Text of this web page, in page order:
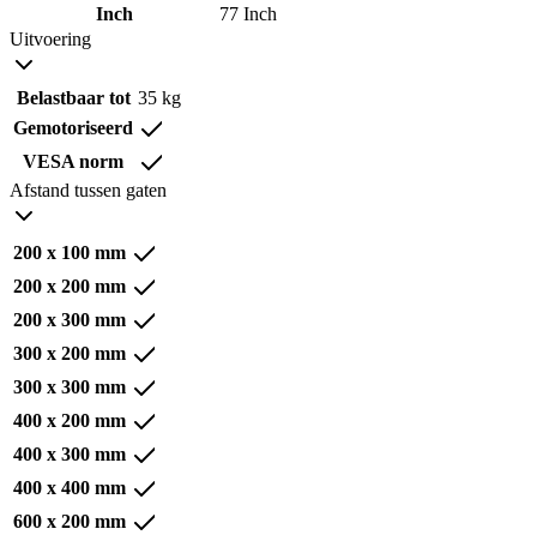
Inch
77 Inch
Uitvoering
Belastbaar tot 35 kg
Gemotoriseerd
VESA norm
Afstand tussen gaten
200 x 100 mm
200 x 200 mm
200 x 300 mm
300 x 200 mm
300 x 300 mm
400 x 200 mm
400 x 300 mm
400 x 400 mm
600 x 200 mm